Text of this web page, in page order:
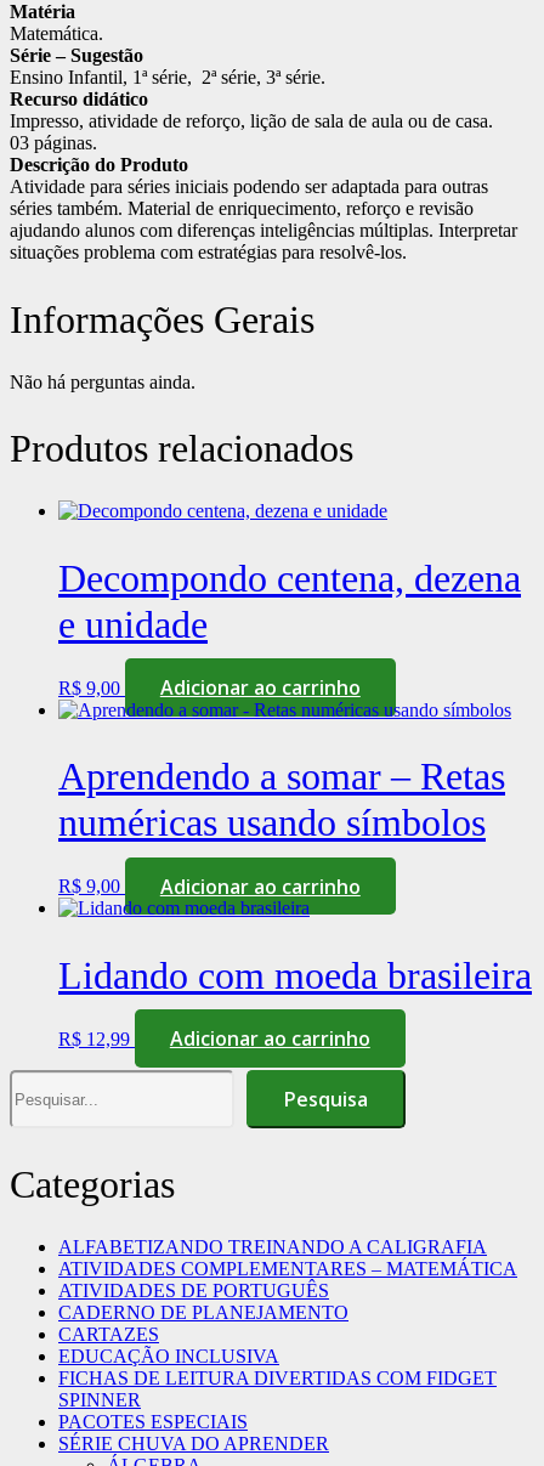
Matéria
Matemática.
Série – Sugestão
Ensino Infantil, 1ª série, 2ª série, 3ª série.
Recurso didático
Impresso, atividade de reforço, lição de sala de aula ou de casa.
03 páginas.
Descrição do Produto
Atividade para séries iniciais podendo ser adaptada para outras
séries também. Material de enriquecimento, reforço e revisão
ajudando alunos com diferenças inteligências múltiplas. Interpretar
situações problema com estratégias para resolvê-los.
Informações Gerais
Não há perguntas ainda.
Produtos relacionados
Decompondo centena, dezena
e unidade
R$ 9,00 Adicionar ao carrinho
Aprendendo a somar – Retas
numéricas usando símbolos
R$ 9,00 Adicionar ao carrinho
Lidando com moeda brasileira
R$ 12,99 Adicionar ao carrinho
Pesquisa
Pesquisa
Categorias
ALFABETIZANDO TREINANDO A CALIGRAFIA
ATIVIDADES COMPLEMENTARES – MATEMÁTICA
ATIVIDADES DE PORTUGUÊS
CADERNO DE PLANEJAMENTO
CARTAZES
EDUCAÇÃO INCLUSIVA
FICHAS DE LEITURA DIVERTIDAS COM FIDGET
SPINNER
PACOTES ESPECIAIS
SÉRIE CHUVA DO APRENDER